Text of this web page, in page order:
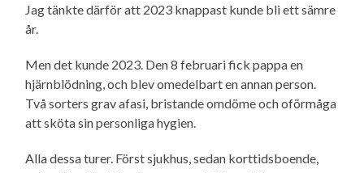
Jag tänkte därför att 2023 knappast kunde bli ett sämre
år.
Men det kunde 2023. Den 8 februari fick pappa en
hjärnblödning, och blev omedelbart en annan person.
Två sorters grav afasi, bristande omdöme och oförmåga
att sköta sin personliga hygien.
Alla dessa turer. Först sjukhus, sedan korttidsboende,